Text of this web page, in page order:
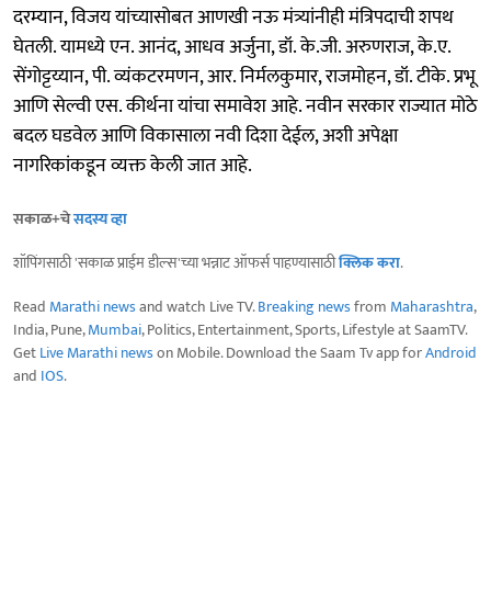
दरम्यान, विजय यांच्यासोबत आणखी नऊ मंत्र्यांनीही मंत्रिपदाची शपथ
घेतली. यामध्ये एन. आनंद, आधव अर्जुना, डॉ. के.जी. अरुणराज, के.ए.
सेंगोट्टय्यान, पी. व्यंकटरमणन, आर. निर्मलकुमार, राजमोहन, डॉ. टीके. प्रभू
आणि सेल्वी एस. कीर्थना यांचा समावेश आहे. नवीन सरकार राज्यात मोठे
बदल घडवेल आणि विकासाला नवी दिशा देईल, अशी अपेक्षा
नागरिकांकडून व्यक्त केली जात आहे.
सकाळ+चेसदस्य व्हा
शॉपिंगसाठी 'सकाळ प्राईम डील्स'च्या भन्नाट ऑफर्स पाहण्यासाठीक्लिक करा.
Read Marathi newsand watch Live TV.Breaking newsfrom Maharashtra,
India, Pune,Mumbai, Politics, Entertainment, Sports, Lifestyle at SaamTV.
GetLive Marathi newson Mobile. Download the Saam Tv app forAndroid
and IOS.